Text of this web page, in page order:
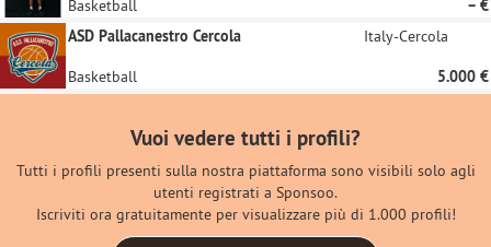
Basketball
– €
ASD Pallacanestro Cercola
Italy-Cercola
Basketball 5.000 €
Vuoi vedere tutti i profili?
Tutti i profili presenti sulla nostra piattaforma sono visibili solo agli
utenti registrati a Sponsoo.
Iscriviti ora gratuitamente per visualizzare più di 1.000 profili!